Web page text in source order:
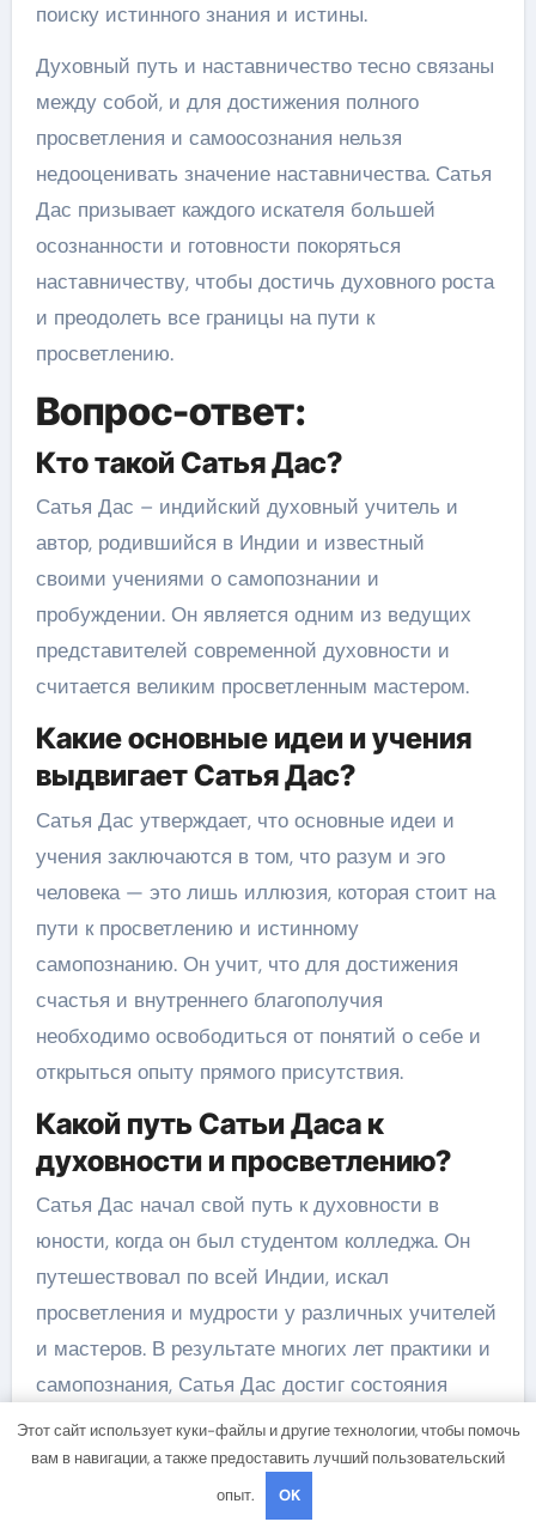
поиску истинного знания и истины.
Духовный путь и наставничество тесно связаны
между собой, и для достижения полного
просветления и самоосознания нельзя
недооценивать значение наставничества. Сатья
Дас призывает каждого искателя большей
осознанности и готовности покоряться
наставничеству, чтобы достичь духовного роста
и преодолеть все границы на пути к
просветлению.
Вопрос-ответ:
Кто такой Сатья Дас?
Сатья Дас – индийский духовный учитель и
автор, родившийся в Индии и известный
своими учениями о самопознании и
пробуждении. Он является одним из ведущих
представителей современной духовности и
считается великим просветленным мастером.
Какие основные идеи и учения
выдвигает Сатья Дас?
Сатья Дас утверждает, что основные идеи и
учения заключаются в том, что разум и эго
человека — это лишь иллюзия, которая стоит на
пути к просветлению и истинному
самопознанию. Он учит, что для достижения
счастья и внутреннего благополучия
необходимо освободиться от понятий о себе и
открыться опыту прямого присутствия.
Какой путь Сатьи Даса к
духовности и просветлению?
Сатья Дас начал свой путь к духовности в
юности, когда он был студентом колледжа. Он
путешествовал по всей Индии, искал
просветления и мудрости у различных учителей
и мастеров. В результате многих лет практики и
самопознания, Сатья Дас достиг состояния
просветления и осознал свою истинную
природу.
Каким образом Сатья Дас
Этот сайт использует куки-файлы и другие технологии, чтобы помочь
вам в навигации, а также предоставить лучший пользовательский
опыт.
OK